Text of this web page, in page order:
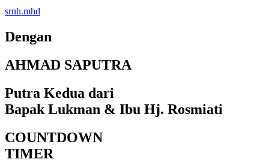
srnh.mhd
Dengan
AHMAD SAPUTRA
Putra Kedua dari
Bapak Lukman & Ibu Hj. Rosmiati
COUNTDOWN
TIMER